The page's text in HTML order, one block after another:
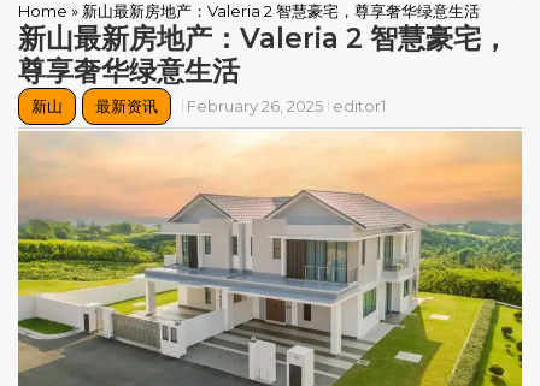
Home » 新山最新房地产：Valeria 2 智慧豪宅，尊享奢华绿意生活
新山最新房地产：Valeria 2 智慧豪宅，
尊享奢华绿意生活
新山 最新资讯 February 26, 2025 editor1